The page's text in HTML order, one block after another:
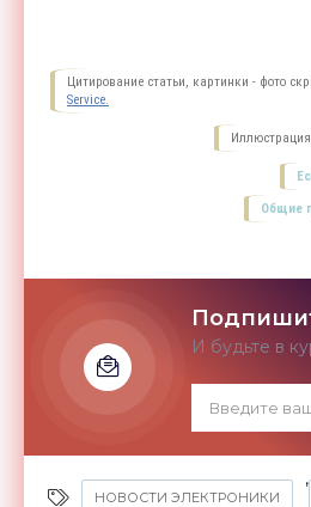
Цитирование статьи, картинки - фото
Service.
Иллюстрация
Общие
И будьте в
НОВОСТИ ЭЛЕКТРОНИКИ
,